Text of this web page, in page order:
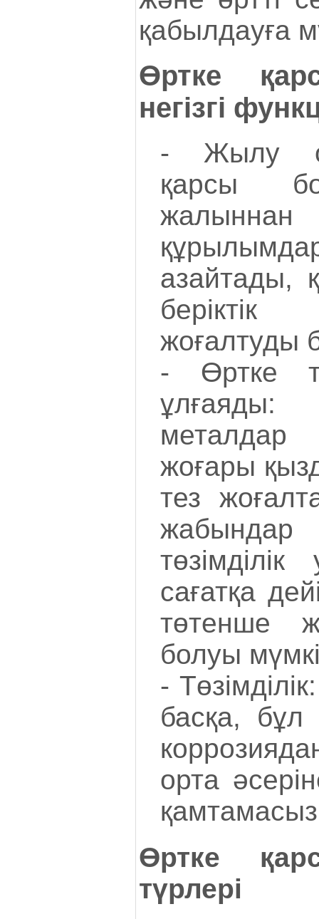
қабылдауға
Өртке
негізгі
- Жылу
қарсы
азайтады,
беріктік
жоғалтуды
- Өртке
жоғары
тез
сағатқа
төтенше
болуы
-
басқа,
орта
қамтамасыз
Өртке
түрлері